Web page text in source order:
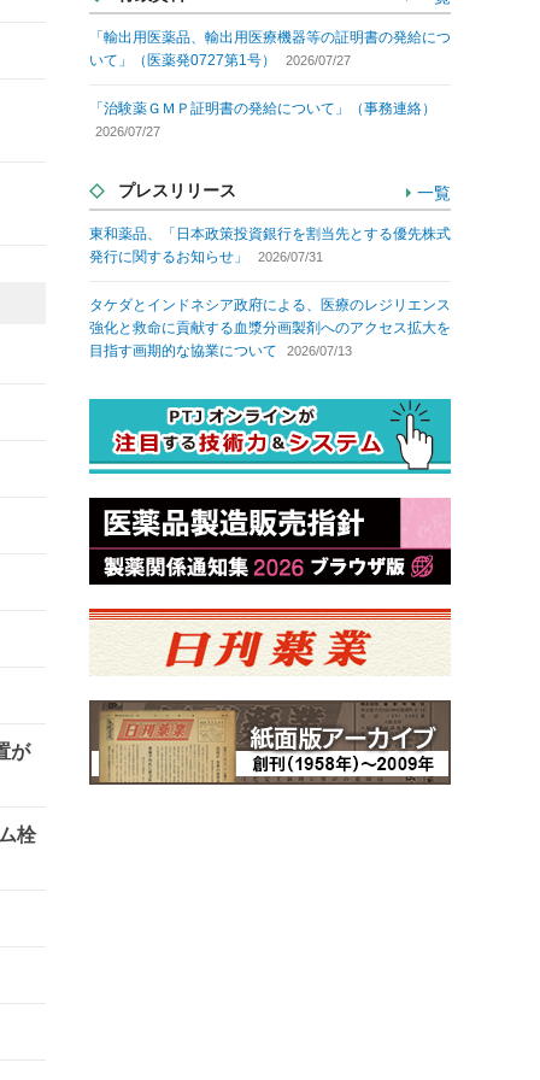
が
栓
「輸出用医薬品、輸出用医療機器等の証明書の発給につ
いて」（医薬発0727第1号）
2026/07/27
「治験薬ＧＭＰ証明書の発給について」（事務連絡）
2026/07/27
プレスリリース 一覧
東和薬品、「日本政策投資銀行を割当先とする優先株式
発行に関するお知らせ」
2026/07/31
タケダとインドネシア政府による、医療のレジリエンス
強化と救命に貢献する血漿分画製剤へのアクセス拡大を
目指す画期的な協業について
2026/07/13